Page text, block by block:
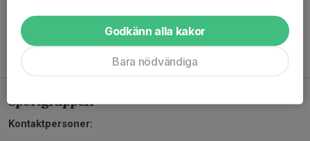
Gunilla Lindberg
Tel: 0495-201 89 (Kansli endast bemannat på torsdagar 9-15)
Mail: malillagoif1@gmail.com
Sportgruppen
Kontaktpersoner:
Godkänn alla kakor
Bara nödvändiga